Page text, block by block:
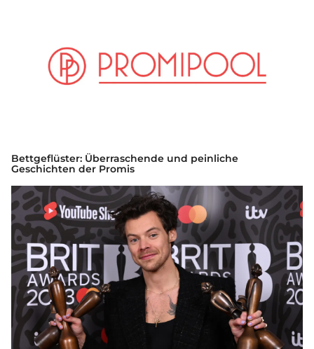
Bettgeflüster: Überraschende und peinliche
Geschichten der Promis